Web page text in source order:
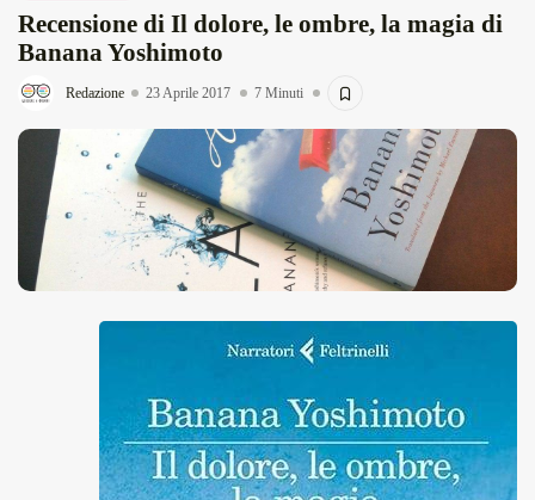
Recensione di Il dolore, le ombre, la magia di
Banana Yoshimoto
Redazione 23 Aprile 2017 7 Minuti